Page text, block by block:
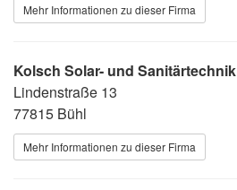
Mehr Informationen zu dieser Firma
Kolsch Solar- und Sanitärtechnik
Lindenstraße 13
77815 Bühl
Mehr Informationen zu dieser Firma